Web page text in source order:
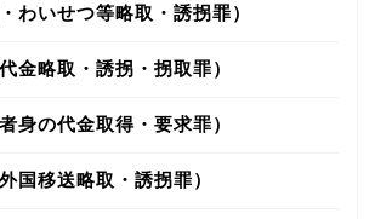
わいせつ等略取・誘拐罪）
金略取・誘拐・拐取罪）
身の代金取得・要求罪）
国移送略取・誘拐罪）